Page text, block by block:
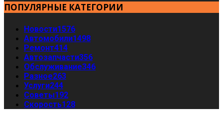
ПОПУЛЯРНЫЕ КАТЕГОРИИ
Новости1576
Автомобили1498
Ремонт414
Автозапчасти356
Обслуживание346
Разное263
Услуги244
Советы192
Скорость128